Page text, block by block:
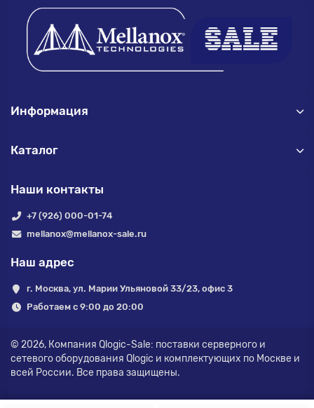
Информация
Каталог
Наши контакты
+7 (926) 000-01-74
mellanox@mellanox-sale.ru
Наш адрес
г. Москва, ул. Марии Ульяновой 33/23, офис 3
Работаем с 9:00 до 20:00
© 2026, Компания Qlogic-Sale: поставки серверного и
сетевого оборудования Qlogic и комплектующих по Москве и
всей России. Все права защищены.